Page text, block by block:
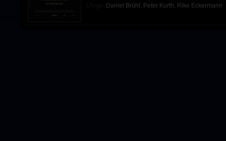
Daniel Brühl , Peter Kurth, Rike Eckermann